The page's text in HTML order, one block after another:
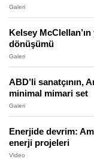
Galeri
Kelsey McClellan’ın
dönüşümü
Galeri
ABD’li sanatçının,
minimal mimari set
Galeri
Enerjide devrim:
enerji projeleri
Video